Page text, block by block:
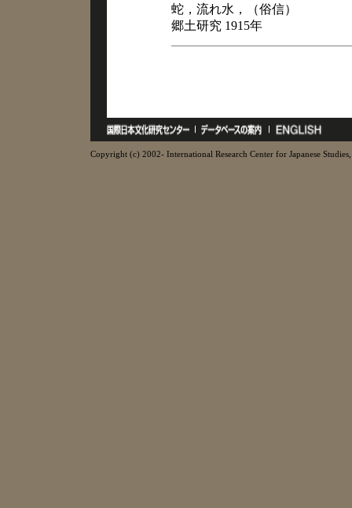
蛇，流れ水，（俗信）
郷土研究 1915年
Copyright (c) 2002- International Research Center for Japanese